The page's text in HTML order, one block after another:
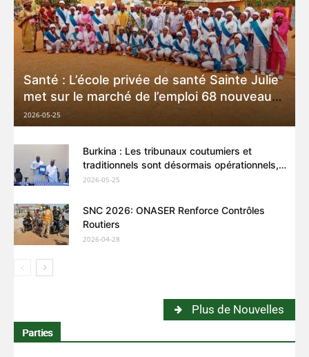
Santé : L’école privée de santé Sainte Julie
met sur le marché de l’emploi 68 nouveaux
agents de santé
2026-05-25
Burkina : Les tribunaux coutumiers et
traditionnels sont désormais opérationnels,
avec la phase-pilote dans le Mogho
2026-05-25
SNC 2026: ONASER Renforce Contrôles
Routiers
2026-04-28
Plus de Nouvelles
Parties